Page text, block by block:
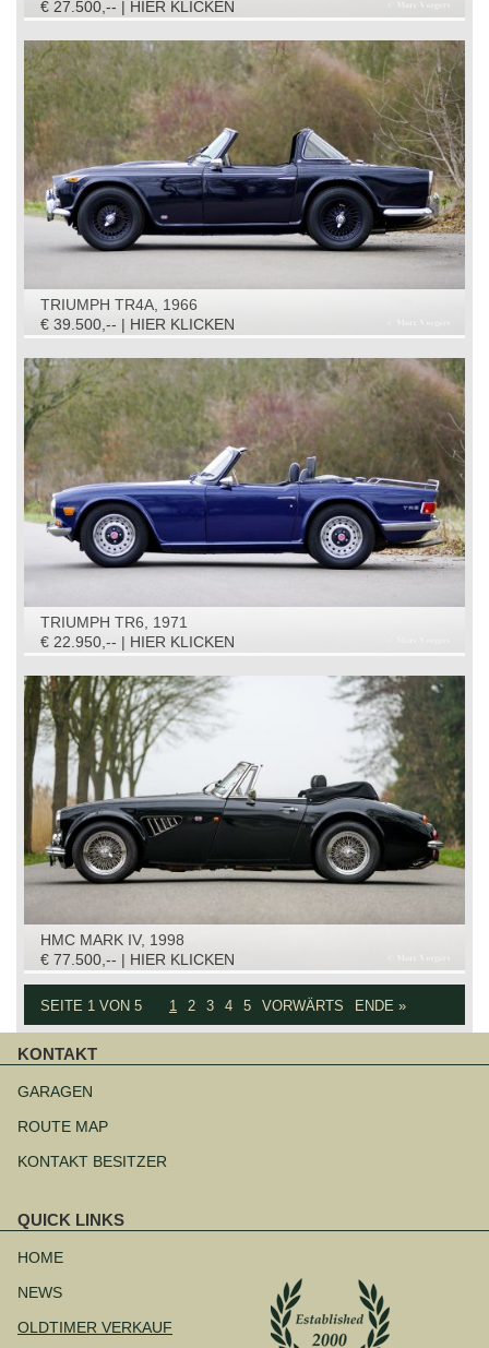
€ 27.500,-- | HIER KLICKEN
TRIUMPH TR4A, 1966
€ 39.500,-- | HIER KLICKEN
TRIUMPH TR6, 1971
€ 22.950,-- | HIER KLICKEN
HMC MARK IV, 1998
€ 77.500,-- | HIER KLICKEN
SEITE 1 VON 5 1 2 3 4 5 VORWÄRTS ENDE »
KONTAKT
überspringen
GARAGEN
ROUTE MAP
KONTAKT BESITZER
QUICK LINKS
überspringen
HOME
NEWS
OLDTIMER VERKAUF